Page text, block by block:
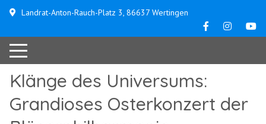
Landrat-Anton-Rauch-Platz 3, 86637 Wertingen
Klänge des Universums:
Grandioses Osterkonzert der